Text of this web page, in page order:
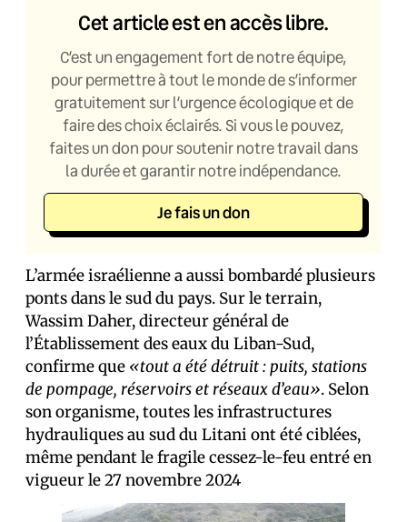
Cet article est en accès libre.
C’est un engagement fort de notre équipe,
pour permettre à tout le monde de s’informer
gratuitement sur l’urgence écologique et de
faire des choix éclairés. Si vous le pouvez,
faites un don pour soutenir notre travail dans
la durée et garantir notre indépendance.
Je fais un don
L’armée israélienne a aussi bombardé plusieurs
ponts dans le sud du pays. Sur le terrain,
Wassim Daher, directeur général de
l’Établissement des eaux du Liban-Sud,
confirme que «tout a été détruit : puits, stations
de pompage, réservoirs et réseaux d’eau». Selon
son organisme, toutes les infrastructures
hydrauliques au sud du Litani ont été ciblées,
même pendant le fragile cessez-le-feu entré en
vigueur le 27 novembre 2024